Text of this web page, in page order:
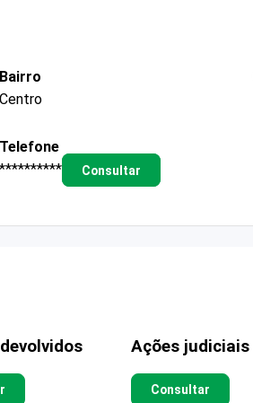
Bairro
Centro
Telefone
**********
Consultar
Ações judiciais
Consultar